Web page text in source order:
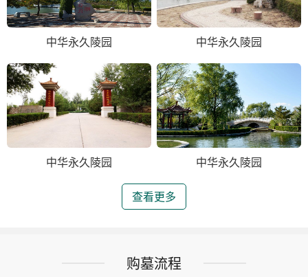
中华永久陵园 中华永久陵园
中华永久陵园 中华永久陵园
查看更多
购墓流程